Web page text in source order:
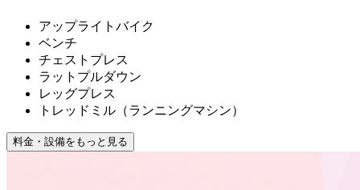
アップライトバイク
ベンチ
チェストプレス
ラットプルダウン
レッグプレス
トレッドミル（ランニングマシン）
料金・設備をもっと見る